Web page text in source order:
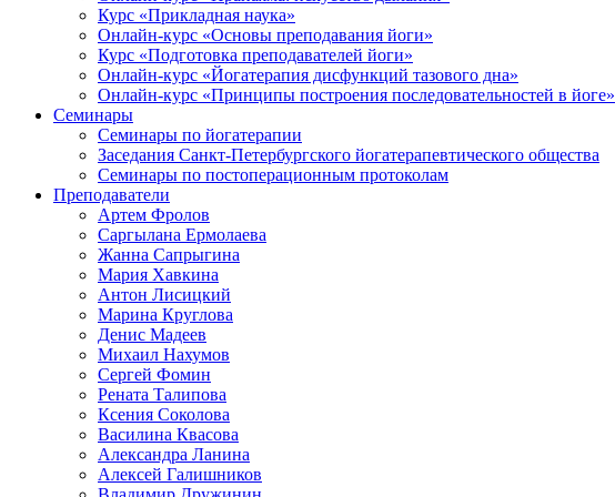
Курс «Прикладная наука»
Онлайн-курс «Основы преподавания йоги»
Курс «Подготовка преподавателей йоги»
Онлайн-курс «Йогатерапия дисфункций тазового дна»
Онлайн-курс «Принципы построения последовательностей в йоге»
Семинары
Семинары по йогатерапии
Заседания Санкт-Петербургского йогатерапевтического общества
Семинары по постоперационным протоколам
Преподаватели
Артем Фролов
Саргылана Ермолаева
Жанна Сапрыгина
Мария Хавкина
Антон Лисицкий
Марина Круглова
Денис Мадеев
Михаил Нахумов
Сергей Фомин
Рената Талипова
Ксения Соколова
Василина Квасова
Александра Ланина
Алексей Галишников